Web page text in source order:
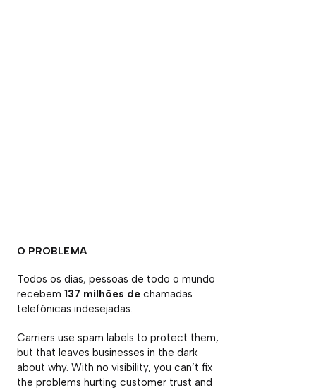
O PROBLEMA
Todos os dias, pessoas de todo o mundo
recebem 137 milhões de chamadas
telefónicas indesejadas.
Carriers use spam labels to protect them,
but that leaves businesses in the dark
about why. With no visibility, you can’t fix
the problems hurting customer trust and